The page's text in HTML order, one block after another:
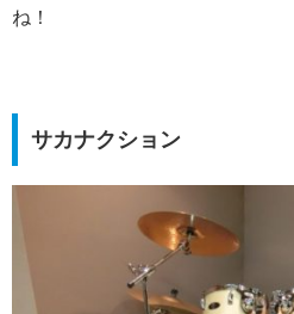
ね！
サカナクション